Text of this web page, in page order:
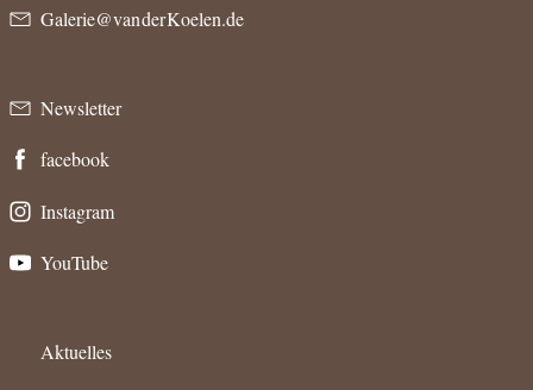
Galerie@van der Koelen.de
Newsletter
facebook
Instagram
YouTube
Aktuelles